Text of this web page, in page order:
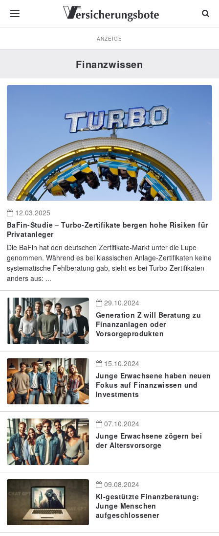
ANZEIGE
Finanzwissen
12.03.2025
BaFin-Studie – Turbo-Zertifikate bergen hohe Risiken für
Privatanleger
Die BaFin hat den deutschen Zertifikate-Markt unter die Lupe
genommen. Während es bei klassischen Anlage-Zertifikaten keine
systematische Fehlberatung gab, sieht es bei Turbo-Zertifikaten
anders aus: ...
29.10.2024
Generation Z will Beratung zu
Finanzanlagen oder
Vorsorgeprodukten
15.10.2024
Junge Erwachsene haben neuen
Fokus auf Finanzwissen und
Investments
07.10.2024
Junge Erwachsene zögern bei
der Altersvorsorge
09.08.2024
KI-gestützte Finanzberatung:
Junge Menschen
aufgeschlossener